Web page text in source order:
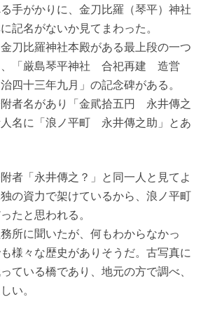
手がかりに、金刀比羅（琴平）神社
記名がないか見てまわった。
刀比羅神社本殿がある最上段の一つ
、「厳島琴平神社 合祀再建 造営
十三年九月」の記念碑がある。
者名があり「金貮拾五円 永井傳之
名に「浪ノ平町 永井傳之助」とあ
者「永井傳之？」と同一人と見てよ
の資力で架けているから、浪ノ平町
たと思われる。
所に聞いたが、何もわからなかっ
様々な歴史がありそうだ。古写真に
ている橋であり、地元の方で調べ、
い。